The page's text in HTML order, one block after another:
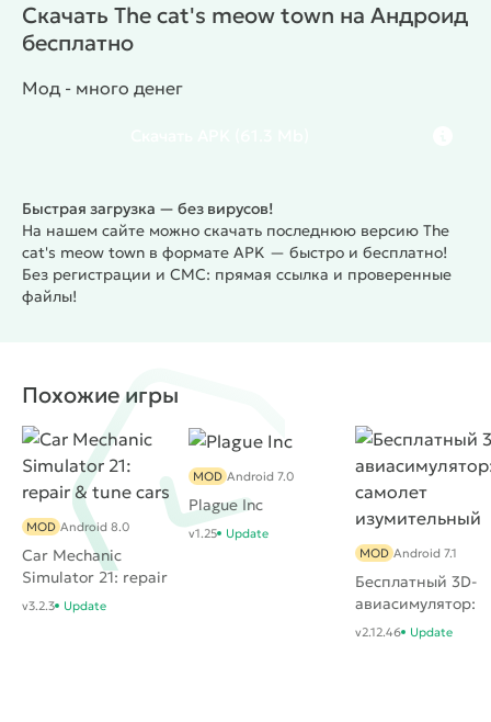
Скачать The cat's meow town на Андроид
бесплатно
Мод - много денег
Быстрая загрузка — без вирусов!
На нашем сайте можно скачать последнюю версию The
cat's meow town в формате APK — быстро и бесплатно!
Без регистрации и СМС: прямая ссылка и проверенные
файлы!
Похожие игры
Car Mechanic
Simulator 21: repair
& tune cars
MOD Android 8.0
v3.2.3 Update
Plague Inc
MOD Android 7.0
v1.25 Update
Бесплатный 3D-
авиасимулятор:
самолет
MOD Android 7.1
v2.12.46 Update